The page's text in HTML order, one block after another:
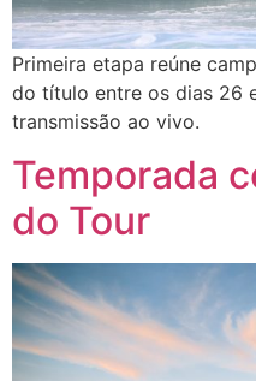
Primeira etapa reúne
do título entre os dias 26
transmissão ao vivo.
Temporada
do Tour